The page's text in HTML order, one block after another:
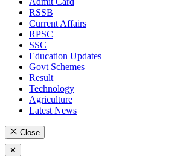
RSSB
Current Affairs
RPSC
SSC
Education Updates
Govt Schemes
Result
Technology
Agriculture
Latest News
Close
✕